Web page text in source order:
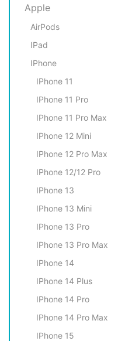
Apple
AirPods
IPad
IPhone
IPhone 11
IPhone 11 Pro
IPhone 11 Pro Max
IPhone 12 Mini
IPhone 12 Pro Max
IPhone 12/12 Pro
IPhone 13
IPhone 13 Mini
IPhone 13 Pro
IPhone 13 Pro Max
IPhone 14
IPhone 14 Plus
IPhone 14 Pro
IPhone 14 Pro Max
IPhone 15